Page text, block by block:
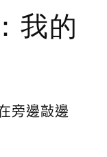
我的
旁邊敲邊